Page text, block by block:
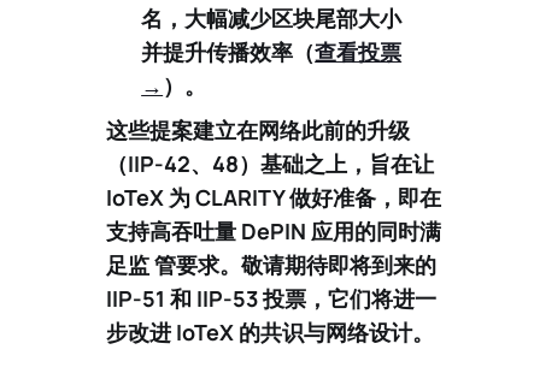
名，大幅减少区块尾部大小
并提升传播效率（查看投票
→ ）。
这些提案建立在网络此前的升级
（IIP-42、48）基础之上，旨在让
IoTeX 为 CLARITY 做好准备 ，即在
支持高吞吐量 DePIN 应用的同时满
足监 管要求。敬请期待即将到来的
IIP-51 和 IIP-53投票，它们将进一
步改进 IoTeX 的共识与网络设计。